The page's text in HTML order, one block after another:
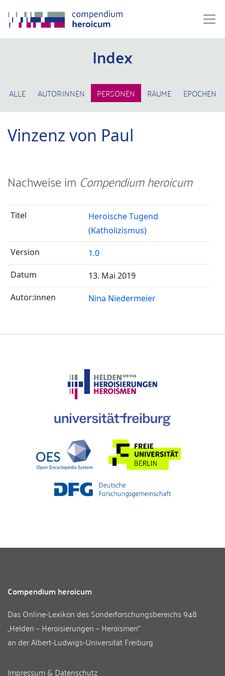
Index
ALLE AUTOR:INNEN PERSONEN RÄUME EPOCHEN
Vinzenz von Paul
Nachweise im Compendium heroicum
Heroische Tugend
(Katholizismus)
1.0
13. Mai 2019
Nina Niedermeier
Compendium heroicum
Das Online-Lexikon desSonderforschungsbereichs 948
„Helden – Heroisierungen – Heroismen“
an derAlbert-Ludwigs-Universität Freiburg
Impressum & Datenschutz